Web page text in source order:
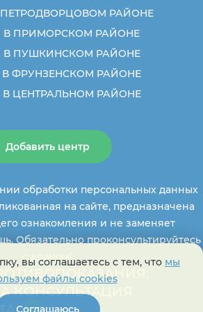
ПЕТРОДВОРЦОВОМ РАЙОНЕ
В ПРИМОРСКОМ РАЙОНЕ
В ПУШКИНСКОМ РАЙОНЕ
В ФРУНЗЕНСКОМ РАЙОНЕ
В ЦЕНТРАЛЬНОМ РАЙОНЕ
Добавить центр
обработки персональных данных
на сайте, предназначена
ознакомления и не заменяет
Обязательно проконсультируйтесь
КОНСУЛЬТАЦИЯ
вы соглашаетесь с тем, что мы
файлы cookies
Соглашаюсь